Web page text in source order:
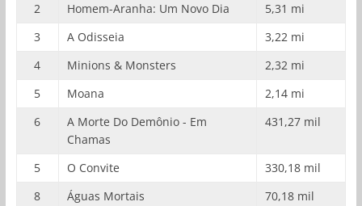
2
Homem-Aranha: Um Novo Dia
5,31 mi
3
A Odisseia
3,22 mi
4
Minions & Monsters
2,32 mi
5
Moana
2,14 mi
6
A Morte Do Demônio - Em
Chamas
431,27 mil
5 O Convite
330,18 mil
8
Águas Mortais
70,18 mil